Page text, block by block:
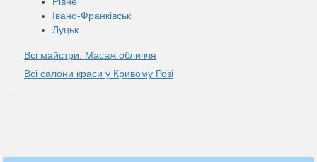
Івано-Франківськ
Луцьк
Всі майстри: Масаж обличчя
Всі салони краси у Кривому Розі